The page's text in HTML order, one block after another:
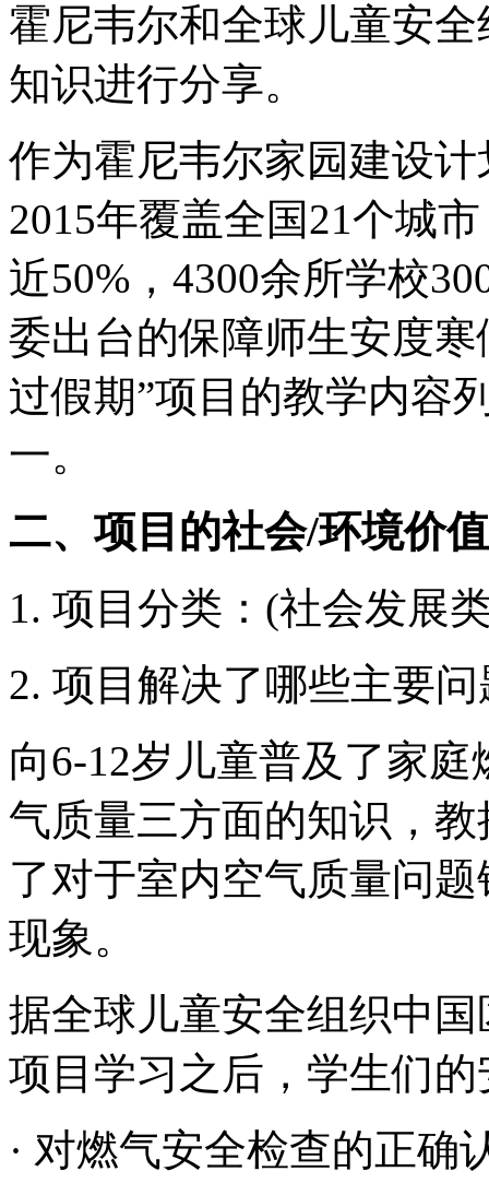
霍尼韦尔和全球儿童安
知识进行分享。
作为霍尼韦尔家园建设
2015年覆盖全国21个城
近50%，4300余所学校
委出台的保障师生安度
过假期”项目的教学内容
一。
二、项目的社会/环境价
1. 项目分类：(社会发展
2. 项目解决了哪些主要
向6-12岁儿童普及了家
气质量三方面的知识，
了对于室内空气质量问
现象。
据全球儿童安全组织中
项目学习之后，学生们
· 对燃气安全检查的正确